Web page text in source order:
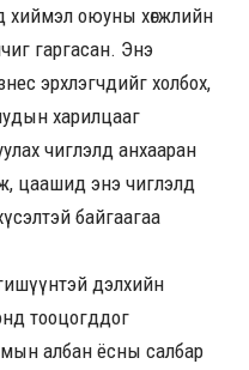
хиймэл оюуны хөгжлийн
гаргасан. Энэ
эрхлэгчдийг холбох,
харилцааг
чиглэлд анхааран
цаашид энэ чиглэлд
байгаагаа
дэлхийн
тооцогддог
албан ёсны салбар